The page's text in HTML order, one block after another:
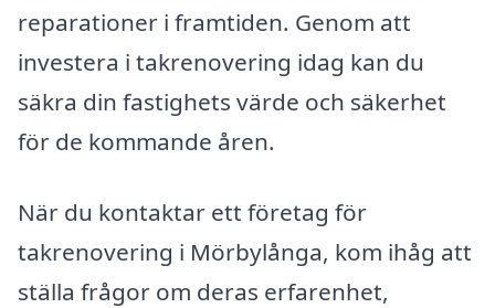
reparationer i framtiden. Genom att
investera i takrenovering idag kan du
säkra din fastighets värde och säkerhet
för de kommande åren.
När du kontaktar ett företag för
takrenovering i Mörbylånga, kom ihåg att
ställa frågor om deras erfarenhet,